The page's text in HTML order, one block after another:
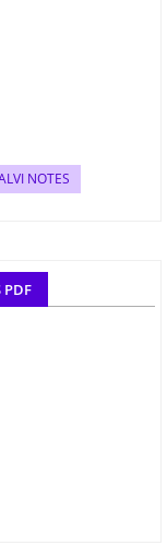
NOTES
PDF